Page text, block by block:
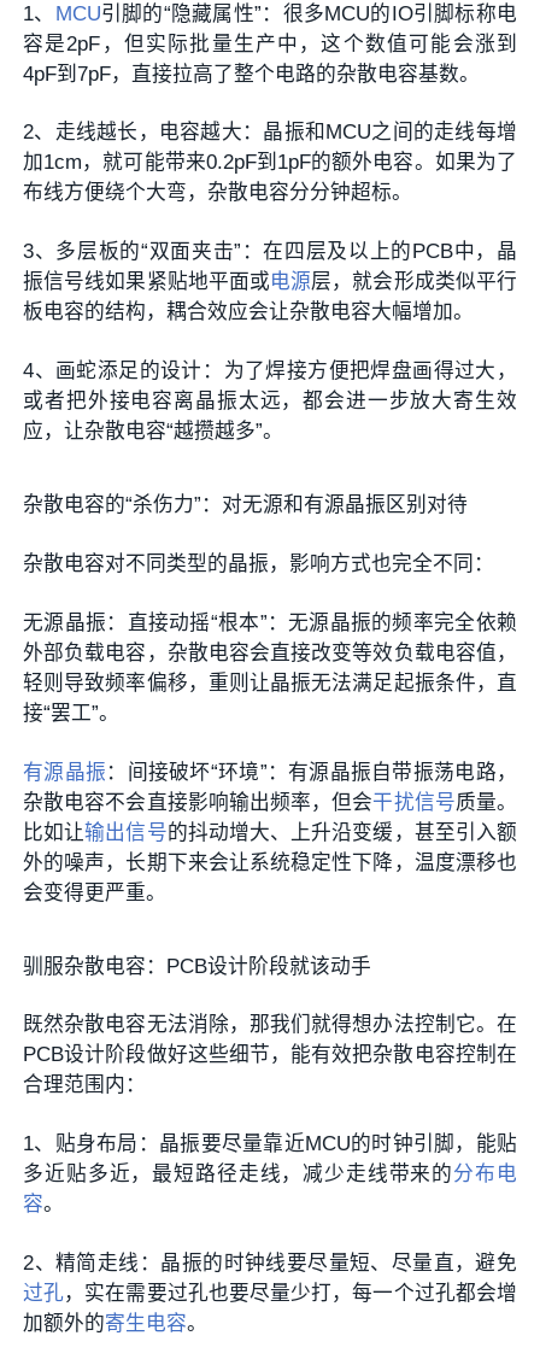
1、 MCU引脚的“隐藏属性”‌：很多MCU的IO引脚标称电
容是2pF，但实际批量生产中，这个数值可能会涨到
4pF到7pF，直接拉高了整个电路的杂散电容基数。
2、走线越长，电容越大‌：晶振和MCU之间的走线每增
加1cm，就可能带来0.2pF到1pF的额外电容。如果为了
布线方便绕个大弯，杂散电容分分钟超标。
3、多层板的“双面夹击”‌：在四层及以上的PCB中，晶
振信号线如果紧贴地平面或电源层，就会形成类似平行
板电容的结构，耦合效应会让杂散电容大幅增加。
4、画蛇添足的设计‌：为了焊接方便把焊盘画得过大，
或者把外接电容离晶振太远，都会进一步放大寄生效
应，让杂散电容“越攒越多”。
杂散电容的“杀伤力”：对无源和有源晶振区别对待
杂散电容对不同类型的晶振，影响方式也完全不同：
无源晶振：直接动摇“根本”‌：无源晶振的频率完全依赖
外部负载电容，杂散电容会直接改变等效负载电容值，
轻则导致频率偏移，重则让晶振无法满足起振条件，直
接“罢工”。
有源晶振 ：间接破坏“环境”‌：有源晶振自带振荡电路，
杂散电容不会直接影响输出频率，但会干扰信号质量。
比如让输出信号的抖动增大、上升沿变缓，甚至引入额
外的噪声，长期下来会让系统稳定性下降，温度漂移也
会变得更严重。
驯服杂散电容：PCB设计阶段就该动手
既然杂散电容无法消除，那我们就得想办法控制它。在
PCB设计阶段做好这些细节，能有效把杂散电容控制在
合理范围内：
1、贴身布局‌：晶振要尽量靠近MCU的时钟引脚，能贴
多近贴多近，最短路径走线，减少走线带来的分布电
容。
2、精简走线‌：晶振的时钟线要尽量短、尽量直，避免
过孔，实在需要过孔也要尽量少打，每一个过孔都会增
加额外的寄生电容。